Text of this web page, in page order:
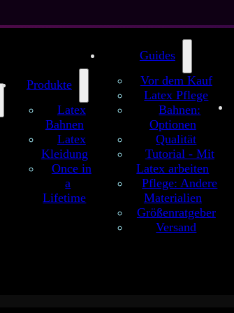
Produkte
Latex
Bahnen
Latex
Kleidung
Once in
a
Lifetime
Guides
Vor dem Kauf
Latex Pflege
Bahnen:
Optionen
Qualität
Tutorial - Mit
Latex arbeiten
Pflege: Andere
Materialien
Größenratgeber
Versand